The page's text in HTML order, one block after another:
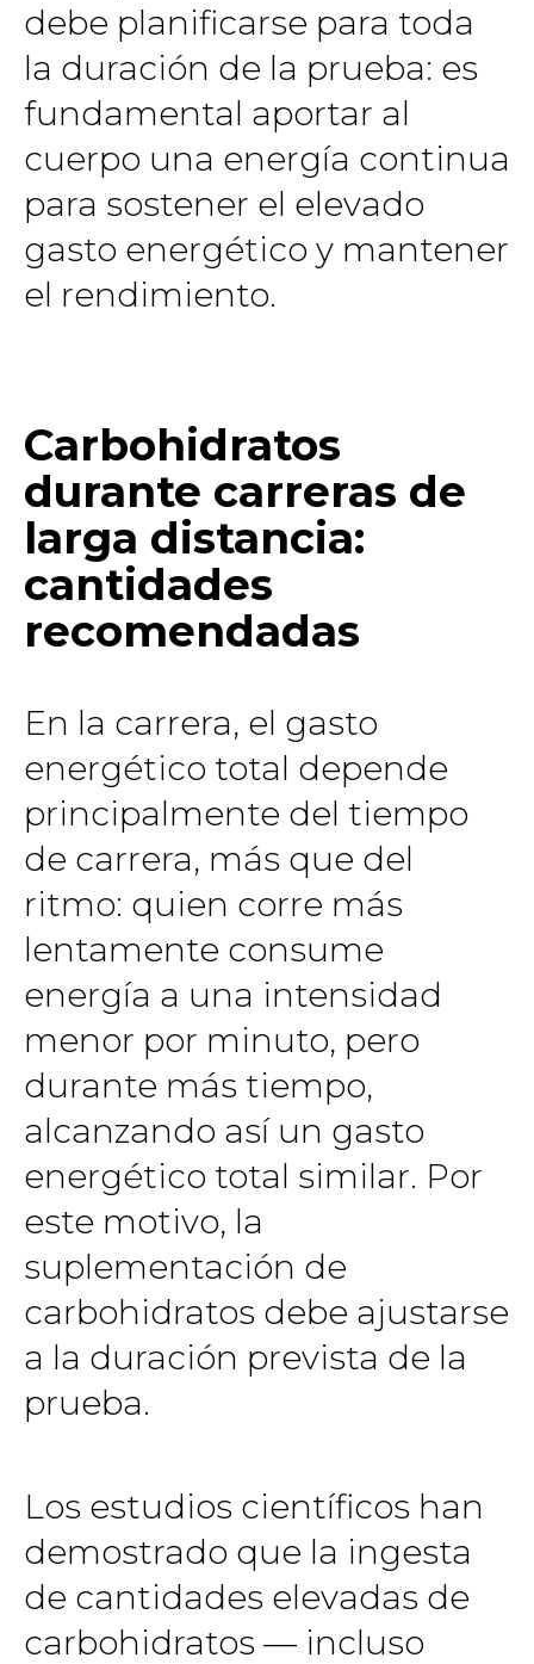
debe planificarse para toda
la duración de la prueba: es
fundamental aportar al
cuerpo una energía continua
para sostener el elevado
gasto energético y mantener
el rendimiento.
Carbohidratos
durante carreras de
larga distancia:
cantidades
recomendadas
En la carrera, el gasto
energético total depende
principalmente del tiempo
de carrera, más que del
ritmo: quien corre más
lentamente consume
energía a una intensidad
menor por minuto, pero
durante más tiempo,
alcanzando así un gasto
energético total similar. Por
este motivo, la
suplementación de
carbohidratos debe ajustarse
a la duración prevista de la
prueba.
Los estudios científicos han
demostrado que la ingesta
de cantidades elevadas de
carbohidratos — incluso